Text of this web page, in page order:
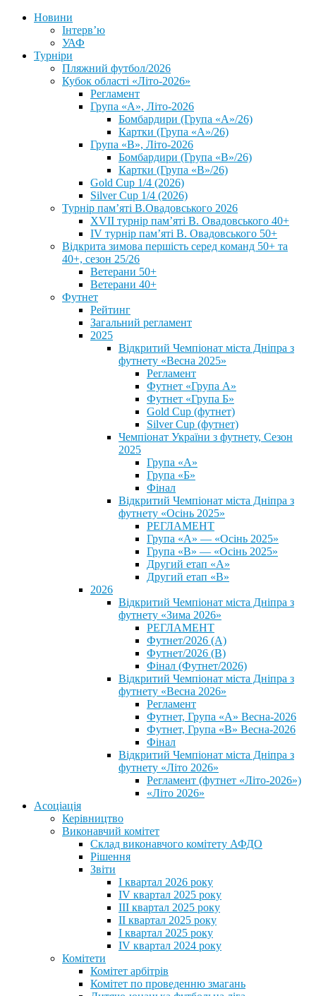
Новини
Інтерв’ю
УАФ
Турніри
Пляжний футбол/2026
Кубок області «Літо-2026»
Регламент
Група «А», Літо-2026
Бомбардири (Група «А»/26)
Картки (Група «А»/26)
Група «В», Літо-2026
Бомбардири (Група «В»/26)
Картки (Група «В»/26)
Gold Cup 1/4 (2026)
Silver Cup 1/4 (2026)
Турнір пам’яті В.Овадовського 2026
XVII турнір пам’яті В. Овадовського 40+
IV турнір пам’яті В. Овадовського 50+
Відкрита зимова першість серед команд 50+ та
40+, сезон 25/26
Ветерани 50+
Ветерани 40+
Футнет
Рейтинг
Загальний регламент
2025
Відкритий Чемпіонат міста Дніпра з
футнету «Весна 2025»
Регламент
Футнет «Група А»
Футнет «Група Б»
Gold Cup (футнет)
Silver Cup (футнет)
Чемпіонат України з футнету, Сезон
2025
Група «А»
Група «Б»
Фінал
Відкритий Чемпіонат міста Дніпра з
футнету «Осінь 2025»
РЕГЛАМЕНТ
Група «А» — «Осінь 2025»
Група «В» — «Осінь 2025»
Другий етап «А»
Другий етап «В»
2026
Відкритий Чемпіонат міста Дніпра з
футнету «Зима 2026»
РЕГЛАМЕНТ
Футнет/2026 (А)
Футнет/2026 (В)
Фінал (Футнет/2026)
Відкритий Чемпіонат міста Дніпра з
футнету «Весна 2026»
Регламент
Футнет, Група «А» Весна-2026
Футнет, Група «В» Весна-2026
Фінал
Відкритий Чемпіонат міста Дніпра з
футнету «Літо 2026»
Регламент (футнет «Літо-2026»)
«Літо 2026»
Асоціація
Керівництво
Виконавчий комітет
Склад виконавчого комітету АФДО
Рішення
Звіти
I квартал 2026 року
IV квартал 2025 року
III квартал 2025 року
II квартал 2025 року
I квартал 2025 року
IV квартал 2024 року
Комітети
Комітет арбітрів
Комітет по проведенню змагань